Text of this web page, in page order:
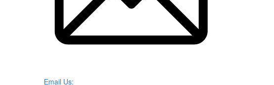
Email Us: